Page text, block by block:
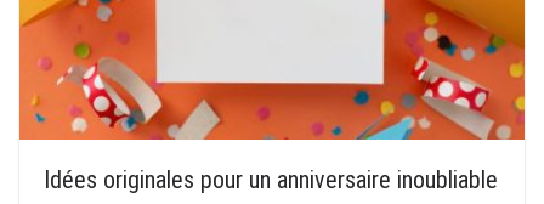
Idées originales pour un anniversaire inoubliable